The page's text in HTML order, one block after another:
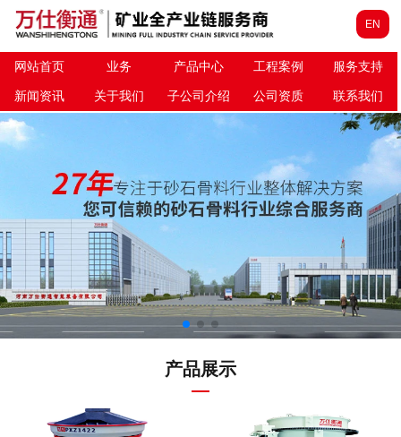
EN
网站首页 业务 产品中心 工程案例 服务支持
新闻资讯 关于我们 子公司介绍 公司资质 联系我们
产品展示